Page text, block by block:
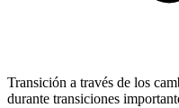
Transición a través de los
durante transiciones